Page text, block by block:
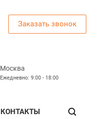
Заказать звонок
Москва
Ежедневно: 9:00 - 18:00
КОНТАКТЫ